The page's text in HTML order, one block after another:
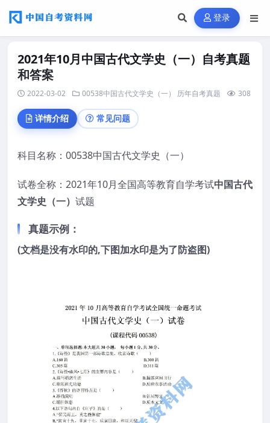
登录
2021年10月中国古代文学史（一）自考真题
和答案
2022-03-02 00538中国古代文学史（一） 历年自考真题 308
详情介绍 常见问题
科目名称：00538中国古代文学史（一）
试卷全称：2021年10月全国高等教育自学考试中国古代
文学史（一） 试题
真题示例：
(文档是没有水印的,下图加水印是为了防盗图)